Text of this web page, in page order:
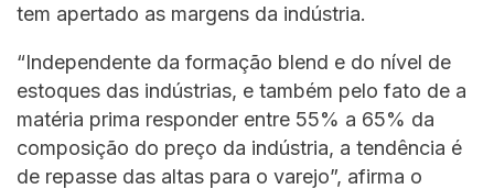
tem apertado as margens da indústria.
“Independente da formação blend e do nível de
estoques das indústrias, e também pelo fato de a
matéria prima responder entre 55% a 65% da
composição do preço da indústria, a tendência é
de repasse das altas para o varejo”, afirma o